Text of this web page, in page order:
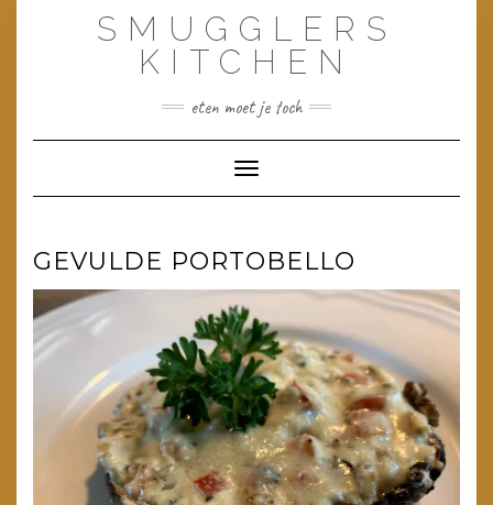
SMUGGLERS
KITCHEN
eten moet je toch
Toggle navigatie
GEVULDE PORTOBELLO